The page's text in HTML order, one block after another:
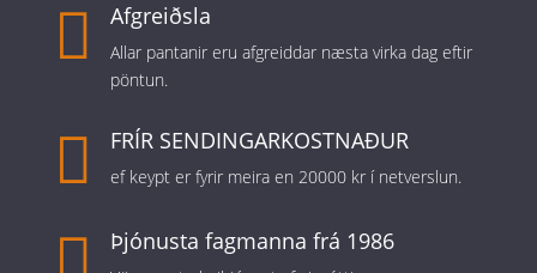
 Afgreiðsla
Allar pantanir eru afgreiddar næsta virka dag eftir
pöntun.
 FRÍR SENDINGARKOSTNAÐUR
ef keypt er fyrir meira en 20000 kr í netverslun.
Þjónusta fagmanna frá 1986